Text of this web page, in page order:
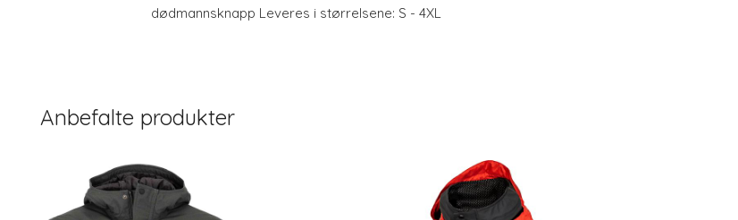
dødmannsknapp Leveres i størrelsene: S - 4XL
Anbefalte produkter